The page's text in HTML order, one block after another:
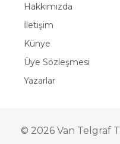
Hakkımızda
İletişim
Künye
Üye Sözleşmesi
Yazarlar
© 2026 Van Telgraf